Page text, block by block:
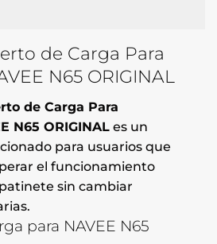
de Carga Para
N65 ORIGINAL
de Carga Para
N65 ORIGINALes un
para usuarios que
el funcionamiento
sin cambiar
para NAVEE N65